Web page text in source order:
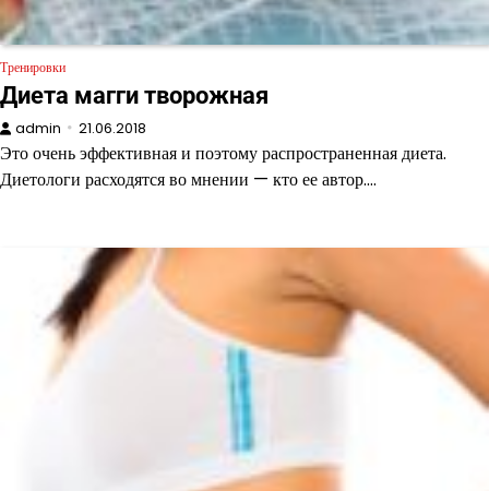
Тренировки
Диета магги творожная
admin 21.06.2018
Это очень эффективная и поэтому распространенная диета.
Диетологи расходятся во мнении — кто ее автор.…